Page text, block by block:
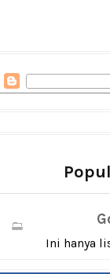
Ini hanya